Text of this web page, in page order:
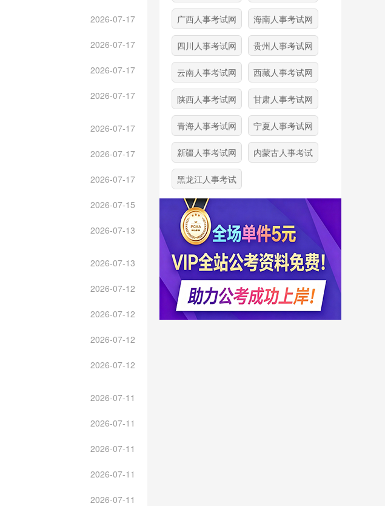
2026-07-17
2026-07-17
2026-07-17
2026-07-17
2026-07-17
2026-07-17
2026-07-17
2026-07-15
2026-07-13
2026-07-13
2026-07-12
2026-07-12
2026-07-12
2026-07-12
2026-07-11
2026-07-11
2026-07-11
2026-07-11
2026-07-11
广西人事考试网 海南人事考试网
四川人事考试网 贵州人事考试网
云南人事考试网 西藏人事考试网
陕西人事考试网 甘肃人事考试网
青海人事考试网 宁夏人事考试网
新疆人事考试网 内蒙古人事考试
黑龙江人事考试